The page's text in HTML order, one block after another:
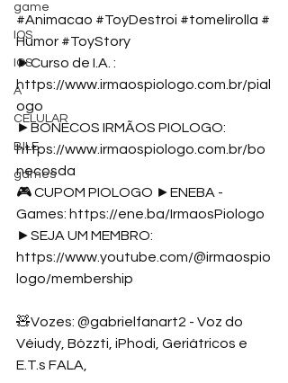
game
IOS
IOS
A
CELULAR
BILE
games
#Animacao #ToyDestroi #tomelirolla #
Humor #ToyStory
►Curso de I.A. :
https://www.irmaospiologo.com.br/pial
ogo
►BONECOS IRMÃOS PIOLOGO:
https://www.irmaospiologo.com.br/bo
necosda
🎮 CUPOM PIOLOGO ►ENEBA -
Games: https://ene.ba/IrmaosPiologo
►SEJA UM MEMBRO:
https://www.youtube.com/@irmaospio
logo/membership
🧸Vozes: @gabrielfanart2 - Voz do
Véiudy, Bózzti, iPhodi, Geriátricos e
E.T.s FALA,